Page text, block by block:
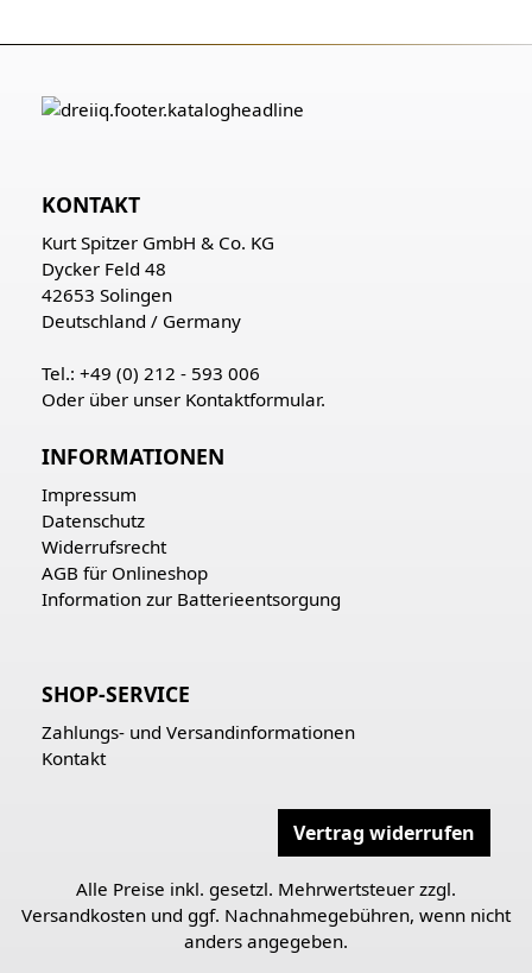
KONTAKT
Kurt Spitzer GmbH & Co. KG
Dycker Feld 48
42653 Solingen
Deutschland / Germany
Tel.: +49 (0) 212 - 593 006
Oder über unser Kontaktformular.
INFORMATIONEN
Impressum
Datenschutz
Widerrufsrecht
AGB für Onlineshop
Information zur Batterieentsorgung
SHOP-SERVICE
Zahlungs- und Versandinformationen
Kontakt
Vertrag widerrufen
Alle Preise inkl. gesetzl. Mehrwertsteuer zzgl.
Versandkosten und ggf. Nachnahmegebühren, wenn nicht
anders angegeben.